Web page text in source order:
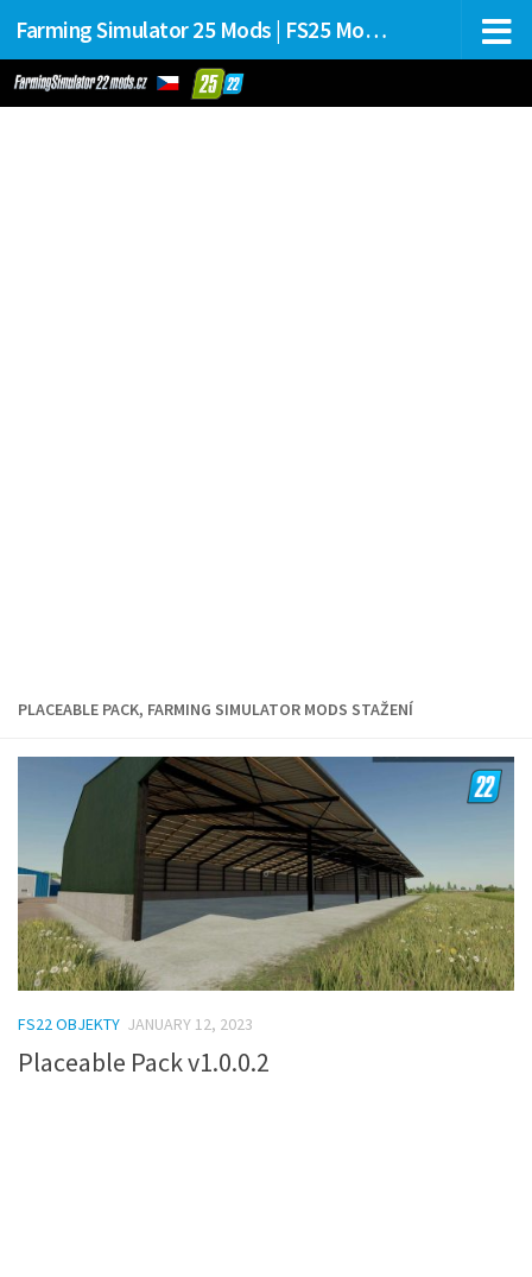
Farming Simulator 25 Mods | FS25 Mods Stahování
PLACEABLE PACK, FARMING SIMULATOR MODS STAŽENÍ
FS22 OBJEKTY JANUARY 12, 2023
Placeable Pack v1.0.0.2